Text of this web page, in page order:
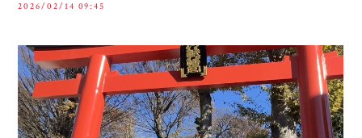
2026/02/14 09:45